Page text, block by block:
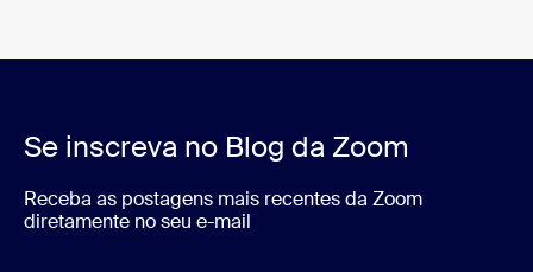
Se inscreva no Blog da Zoom
Receba as postagens mais recentes da Zoom
diretamente no seu e-mail